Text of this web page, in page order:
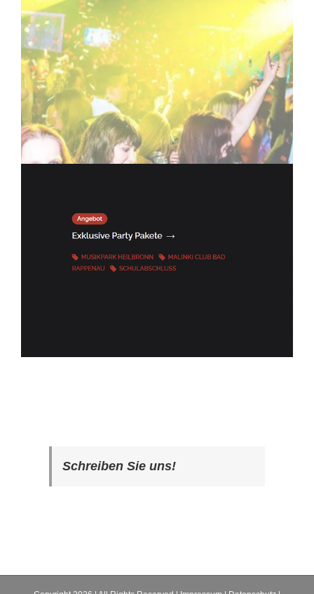
Schreiben Sie uns!